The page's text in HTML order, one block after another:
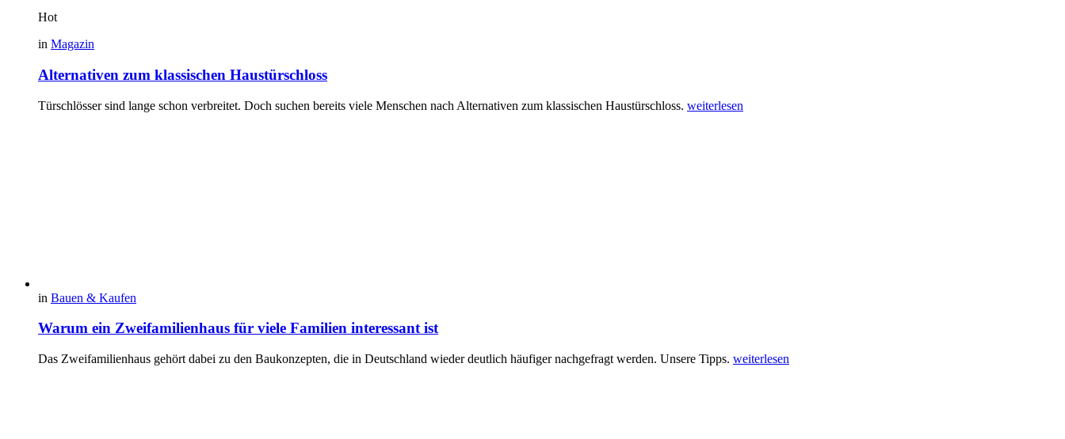
Hot
in Magazin
Alternativen zum klassischen Haustürschloss
Türschlösser sind lange schon verbreitet. Doch suchen bereits viele Menschen nach Alternativen zum klassischen Haustürschloss. weiterlesen
in Bauen & Kaufen
Warum ein Zweifamilienhaus für viele Familien interessant ist
Das Zweifamilienhaus gehört dabei zu den Baukonzepten, die in Deutschland wieder deutlich häufiger nachgefragt werden. Unsere Tipps. weiterlesen